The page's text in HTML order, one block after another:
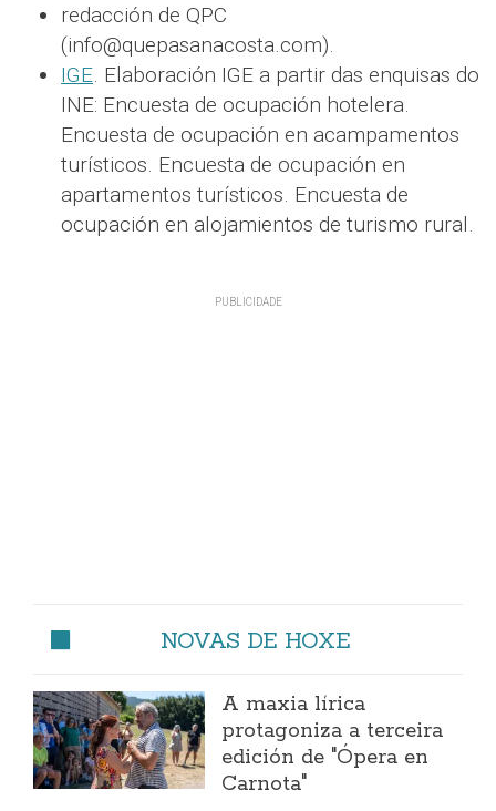
redacción de QPC
(info@quepasanacosta.com).
IGE. Elaboración IGE a partir das enquisas do
INE: Encuesta de ocupación hotelera.
Encuesta de ocupación en acampamentos
turísticos. Encuesta de ocupación en
apartamentos turísticos. Encuesta de
ocupación en alojamientos de turismo rural.
NOVAS DE HOXE
A maxia lírica
protagoniza a terceira
edición de "Ópera en
Carnota"